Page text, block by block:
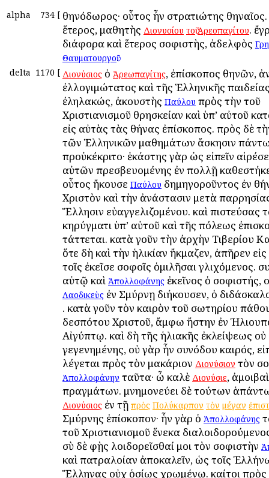
alpha 734 [ Ἀθηνόδωρος· οὗτος ἦν στρατιώτης Ἀθηναῖος.
ἕτερος, μαθητὴς Διονυσίου τοῦ Ἀρεοπαγίτου.
διάφορα καὶ ἕτερος σοφιστὴς, ἀδελφὸς
Θαυματουργοῦ.
delta 1170 [ Διονύσιος ὁ Ἀρεωπαγίτης, ἐπίσκοπος Ἀθηνῶν,
ἐλλογιμώτατος καὶ τῆς Ἑλληνικῆς
ἐληλακώς, ἀκουστὴς Παύλου πρὸς τὴν τοῦ
Χριστιανισμοῦ θρησκείαν καὶ ὑπ’ αὐτοῦ
εἰς αὐτὰς τὰς Ἀθήνας ἐπίσκοπος. πρὸς δὲ
τῶν Ἑλληνικῶν μαθημάτων ἄσκησιν
προὐκέκριτο· ἑκάστης γὰρ ὡς εἰπεῖν
αὐτῶν πρεσβευομένης ἐν πολλῇ
οὗτος ἤκουσε Παύλου δημηγοροῦντος ἐν
Χριστὸν καὶ τὴν ἀνάστασιν μετὰ
Ἕλλησιν εὐαγγελιζομένου. καὶ πιστεύσας
κηρύγματι ὑπ’ αὐτοῦ καὶ τῆς πόλεως
τάττεται. κατὰ γοῦν τὴν ἀρχὴν Τιβερίου
ὅτε δὴ καὶ τὴν ἡλικίαν ἤκμαζεν, ἀπῆρεν
τοῖς ἐκεῖσε σοφοῖς ὁμιλῆσαι γλιχόμενος.
αὐτῷ καὶ Ἀπολλοφάνης ἐκεῖνος ὁ σοφιστής,
Λαοδικεὺς ἐν Σμύρνῃ διήκουσεν, ὁ
. κατὰ γοῦν τὸν καιρὸν τοῦ σωτηρίου
δεσπότου Χριστοῦ, ἄμφω ἤστην ἐν
Αἰγύπτῳ. καὶ δὴ τῆς ἡλιακῆς ἐκλείψεως
γεγενημένης, οὐ γὰρ ἦν συνόδου καιρός,
λέγεται πρὸς τὸν μακάριον Διονύσιον τὸν
Ἀπολλοφάνην ταῦτα· ὦ καλὲ Διονύσιε,
πραγμάτων. μνημονεύει δὲ τούτων
Διονύσιος ἐν τῇ πρὸς Πολύκαρπον τὸν μέγαν
Σμύρνης ἐπίσκοπον· ἦν γὰρ ὁ Ἀπολλοφάνης
τοῦ Χριστιανισμοῦ ἕνεκα
σὺ δὲ φῂς λοιδορεῖσθαί μοι τὸν σοφιστὴν
καὶ πατραλοίαν ἀποκαλεῖν, ὡς τοῖς
Ἕλληνας οὐχ ὁσίως χρωμένῳ. καίτοι πρὸς